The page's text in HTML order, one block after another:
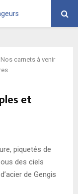
Nos carnets à venir
et
piquetés de
des ciels
de Gengis